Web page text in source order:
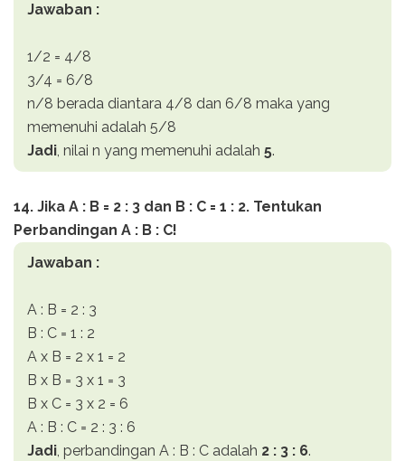
Jawaban :
1/2 = 4/8
3/4 = 6/8
n/8 berada diantara 4/8 dan 6/8 maka yang
memenuhi adalah 5/8
Jadi, nilai n yang memenuhi adalah 5.
14. Jika A : B = 2 : 3 dan B : C = 1 : 2. Tentukan
Perbandingan A : B : C!
Jawaban :
A : B = 2 : 3
B : C = 1 : 2
A x B = 2 x 1 = 2
B x B = 3 x 1 = 3
B x C = 3 x 2 = 6
A : B : C = 2 : 3 : 6
Jadi, perbandingan A : B : C adalah 2 : 3 : 6.